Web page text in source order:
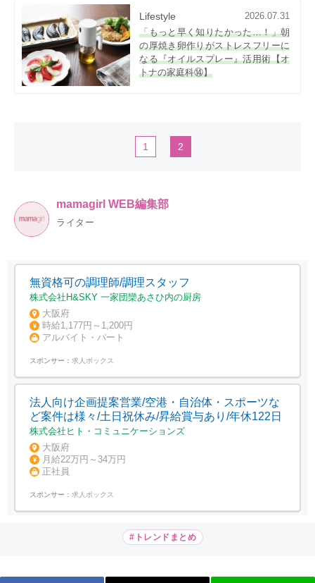
Lifestyle
2026.07.31
「もっと早く知りたかった…！」朝
の厚焼き卵作りがストレスフリーに
なる『オイルスプレー』活用術【オ
トナの家庭科⑭】
1 2
mamagirl WEB編集部
ライター
無資格可の調理師/調理スタッフ
株式会社H&SKY 一家団欒あさひ内の厨房
大阪府
時給1,177円～1,200円
アルバイト・パート
スポンサー： 求人ボックス
法人向け企画提案営業/空港・自治体・スポーツな
ど案件は様々/土日祝休み/昇給賞与あり/年休122日
株式会社ヒト・コミュニケーションズ
大阪府
月給22万円～34万円
正社員
スポンサー： 求人ボックス
#トレンドまとめ